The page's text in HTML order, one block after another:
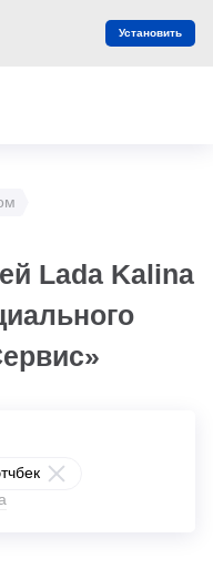
Lada Kalina
Установить